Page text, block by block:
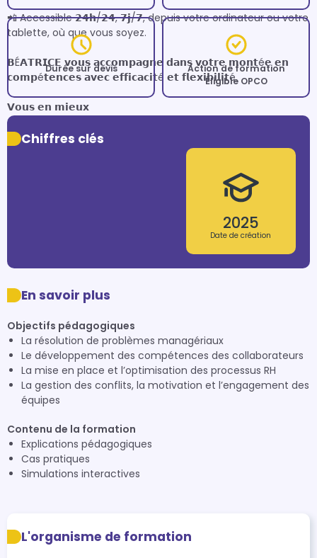
📲 Accessible 𝟮𝟰𝗵/𝟮𝟰, 𝟳𝗷/𝟳, depuis votre ordinateur ou votre
tablette, où que vous soyez.
𝗕É𝗔𝗧𝗥𝗜𝗖𝗘 𝘃𝗼𝘂𝘀 𝗮𝗰𝗰𝗼𝗺𝗽𝗮𝗴𝗻𝗲 𝗱𝗮𝗻𝘀 𝘃𝗼𝘁𝗿𝗲 𝗺𝗼𝗻𝘁é𝗲 𝗲𝗻
𝗰𝗼𝗺𝗽é𝘁𝗲𝗻𝗰𝗲𝘀 𝗮𝘃𝗲𝗰 𝗲𝗳𝗳𝗶𝗰𝗮𝗰𝗶𝘁é 𝗲𝘁 𝗳𝗹𝗲𝘅𝗶𝗯𝗶𝗹𝗶𝘁é.
𝗩𝗼𝘂𝘀 𝗲𝗻 𝗺𝗶𝗲𝘂𝘅
Durée sur devis
Action de formation
Éligible OPCO
Chiffres clés
2025
Date de création
En savoir plus
Objectifs pédagogiques
La résolution de problèmes managériaux
Le développement des compétences des collaborateurs
La mise en place et l’optimisation des processus RH
La gestion des conflits, la motivation et l’engagement des
équipes
Contenu de la formation
Explications pédagogiques
Cas pratiques
Simulations interactives
L'organisme de formation